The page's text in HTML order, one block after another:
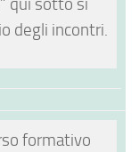
qui sotto si
degli incontri.
formativo